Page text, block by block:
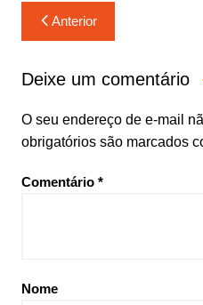
Navegação
de
Post
Anterior
Deixe um comentário
O seu endereço de e-mail
obrigatórios são marcados
Comentário *
Nome